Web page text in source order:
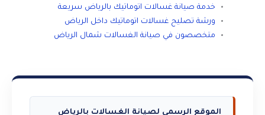
خدمة صيانة غسالات اتوماتيك بالرياض سريعة
ورشة تصليح غسالات اتوماتيك داخل الرياض
متخصصون في صيانة الغسالات شمال الرياض
الموقع الرسمي لصيانة الغسالات بالرياض